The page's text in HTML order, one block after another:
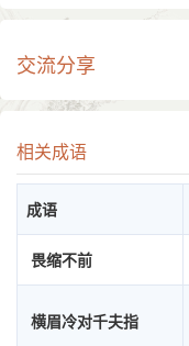
交流分享
相关成语
成语
畏缩不前
横眉冷对千夫指